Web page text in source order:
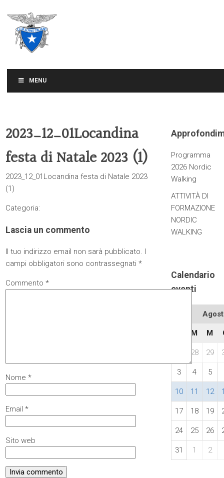
MENU
2023_12_01Locandina
festa di Natale 2023 (1)
2023_12_01Locandina festa di Natale 2023
(1)
Categoria:
Lascia un commento
Il tuo indirizzo email non sarà pubblicato. I
campi obbligatori sono contrassegnati*
Commento*
Nome*
Email*
Sito web
Programma
2026 Nordic
Walking
ATTIVITÀ DI
FORMAZIONE
NORDIC
WALKING
Calendario
eventi
M M
28 29
3 4 5
10 11 12
17 18 19
24 25 26
31 1 2